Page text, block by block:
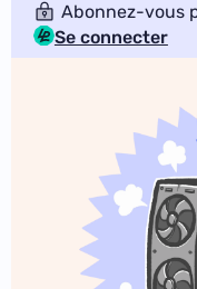
Abonnez-vous
Se connecter